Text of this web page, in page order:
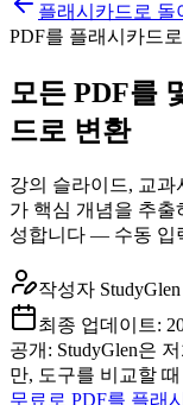
플래시카드로 돌
PDF를 플래시카드로
모든 PDF를
드로 변환
강의 슬라이드, 교
가 핵심 개념을 추출
성합니다 — 수동 입
작성자
최종 업데이트:
공개: StudyGlen은
만, 도구를 비교할
무료로 PDF를 플래